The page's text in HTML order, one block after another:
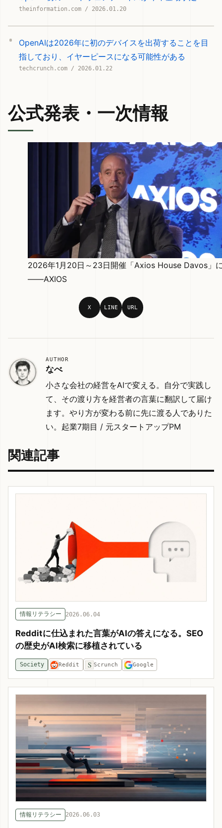
theinformation.com / 2026.01.20
OpenAIは2026年に初のデバイスを出荷することを目
指しており、イヤーピースになる可能性がある
techcrunch.com / 2026.01.22
公式発表・一次情報
2026年1月20日～23日開催「Axios House Davos」
――AXIOS
X LINE URL
AUTHOR
なべ
小さな会社の経営をAIで変える。自分で実践し
て、その渡り方を経営者の言葉に翻訳して届け
ます。やり方が変わる前に先に渡る人でありた
い。起業7期目 / 元スタートアップPM
関連記事
情報リテラシー 2026.06.04
Redditに仕込まれた言葉がAIの答えになる。SEO
の歴史がAI検索に移植されている
Society Reddit S Scrunch Google
情報リテラシー 2026.06.03